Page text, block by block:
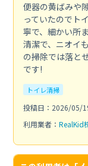
便器の黄ばみや
っていたのでト
寧で、細かい所
清潔で、ニオイ
の掃除では落と
です!
トイレ清掃
投稿日：2026/05/
利用業者： RealKid